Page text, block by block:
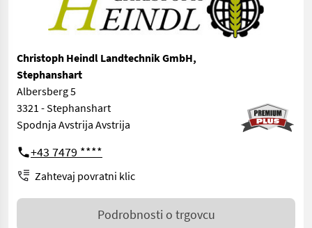
Christoph Heindl Landtechnik GmbH,
Stephanshart
Albersberg 5
3321 - Stephanshart
Spodnja Avstrija Avstrija
+43 7479 ****
Zahtevaj povratni klic
Podrobnosti o trgovcu